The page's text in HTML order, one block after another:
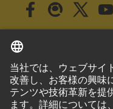
日本 日本語